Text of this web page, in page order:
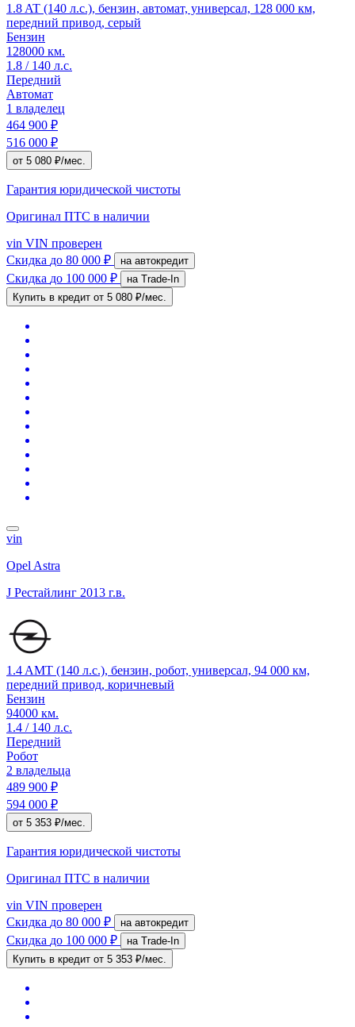
1.8 AT (140 л.с.), бензин, автомат, универсал, 128 000 км,
передний привод, серый
Бензин
128000 км.
1.8 / 140 л.с.
Передний
Автомат
1 владелец
464 900 ₽
516 000 ₽
от 5 080 ₽/мес.
Гарантия юридической чистоты
Оригинал ПТС в наличии
vin VIN проверен
Скидка до 80 000 ₽ на автокредит
Скидка до 100 000 ₽
на Trade-In
Купить в кредит от 5 080 ₽/мес.
vin
Opel Astra
J Рестайлинг 2013 г.в.
1.4 AMT (140 л.с.), бензин, робот, универсал, 94 000 км,
передний привод, коричневый
Бензин
94000 км.
1.4 / 140 л.с.
Передний
Робот
2 владельца
489 900 ₽
594 000 ₽
от 5 353 ₽/мес.
Гарантия юридической чистоты
Оригинал ПТС в наличии
vin VIN проверен
Скидка до 80 000 ₽ на автокредит
Скидка до 100 000 ₽
на Trade-In
Купить в кредит от 5 353 ₽/мес.